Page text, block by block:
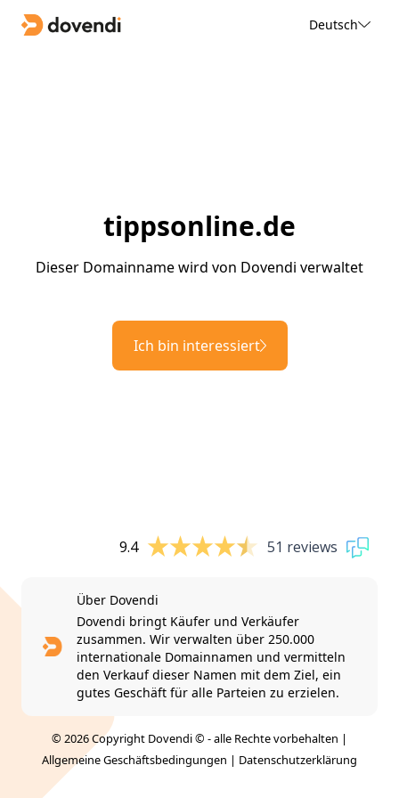
Deutsch
tippsonline.de
Dieser Domainname wird von Dovendi verwaltet
Ich bin interessiert
9.4 51 reviews
Über Dovendi
Dovendi bringt Käufer und Verkäufer
zusammen. Wir verwalten über 250.000
internationale Domainnamen und vermitteln
den Verkauf dieser Namen mit dem Ziel, ein
gutes Geschäft für alle Parteien zu erzielen.
© 2026 Copyright Dovendi © - alle Rechte vorbehalten |
Allgemeine Geschäftsbedingungen | Datenschutzerklärung